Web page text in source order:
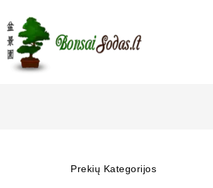
Prekių Kategorijos